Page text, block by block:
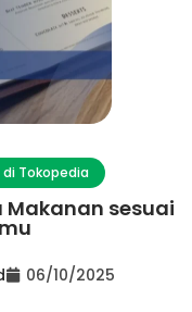
di Tokopedia
Makanan sesuai
06/10/2025